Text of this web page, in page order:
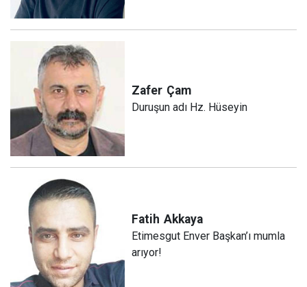
Zafer Çam
Duruşun adı Hz. Hüseyin
Fatih Akkaya
Etimesgut Enver Başkan’ı mumla
arıyor!